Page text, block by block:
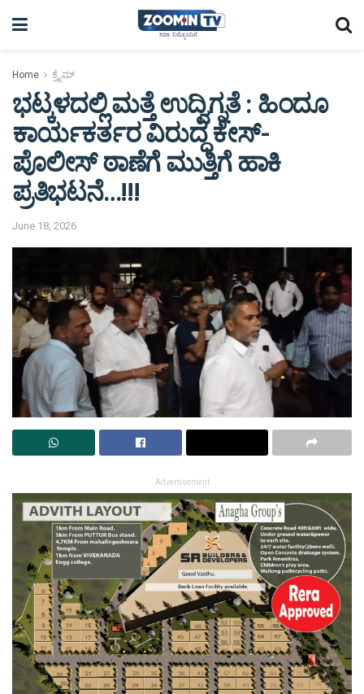
Home ಕ್ರೈಮ್
ಭಟ್ಕಳದಲ್ಲಿ ಮತ್ತೆ ಉದ್ವಿಗ್ನತೆ : ಹಿಂದೂ
ಕಾರ್ಯಕರ್ತರ ವಿರುದ್ಧ ಕೇಸ್-
ಪೊಲೀಸ್ ಠಾಣೆಗೆ ಮುತ್ತಿಗೆ ಹಾಕಿ
ಪ್ರತಿಭಟನೆ…!!!
June 18, 2026
Advertisement